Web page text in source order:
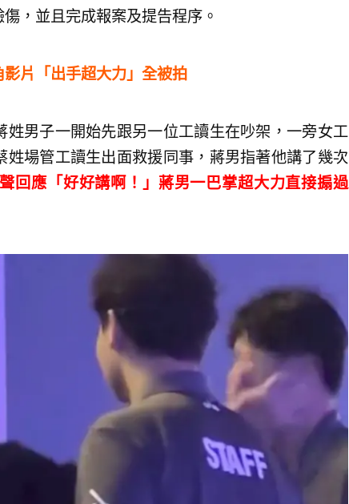
，並且完成報案及提告程序。
片「出手超大力」全被拍
姓男子一開始先跟另一位工讀生在吵架，一旁女工
場管工讀生出面救援同事，蔣男指著他講了幾次
回應「好好講啊！」蔣男一巴掌超大力直接搧過